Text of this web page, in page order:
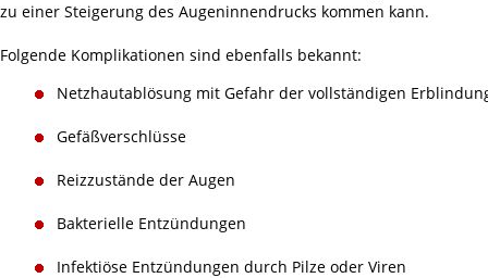
zu einer Steigerung des Augeninnendrucks kommen kann.
Folgende Komplikationen sind ebenfalls bekannt:
Netzhautablösung mit Gefahr der vollständigen
Gefäßverschlüsse
Reizzustände der Augen
Bakterielle Entzündungen
Infektiöse Entzündungen durch Pilze oder Viren